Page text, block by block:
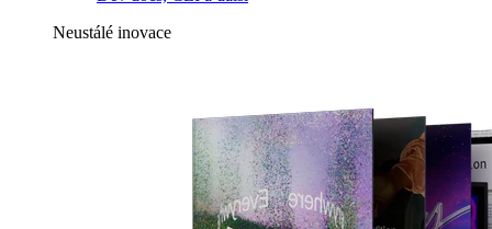
Neustálé inovace